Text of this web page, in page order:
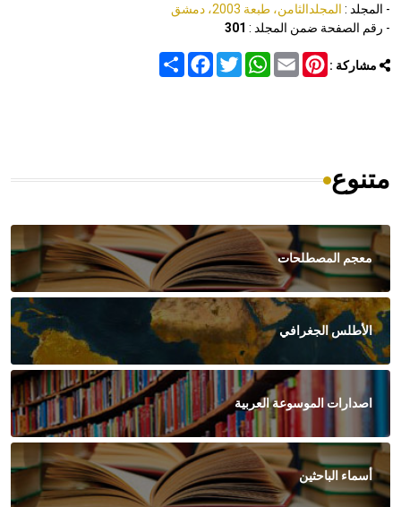
- المجلد : المجلدالثامن، طبعة 2003، دمشق
- رقم الصفحة ضمن المجلد : 301
مشاركة : Share
FacebookTwitter
WhatsAppEmail
Pinterest
متنوع
معجم المصطلحات
الأطلس الجغرافي
اصدارات الموسوعة العربية
أسماء الباحثين